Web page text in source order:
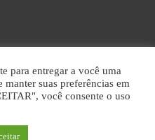
para entregar a você uma
suas preferências em
você consente o uso